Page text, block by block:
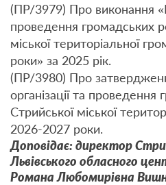
(ПР/3979) Про виконання
проведення громадських
міської територіальної
роки» за 2025 рік.
(ПР/3980) Про
організації та проведення
Стрийської міської
2026-2027 роки.
Доповідає: директор
Львівського обласного
Романа Любомирівна